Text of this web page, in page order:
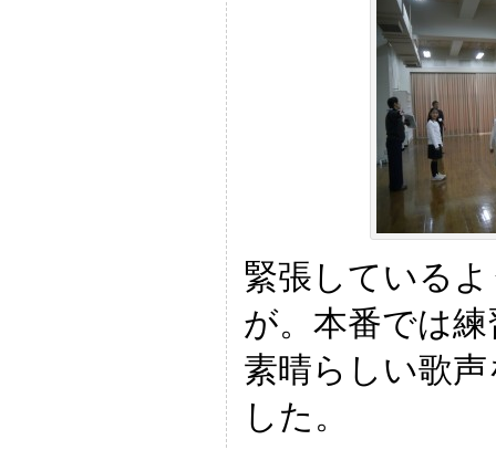
緊張している
が。本番では
素晴らしい歌
した。